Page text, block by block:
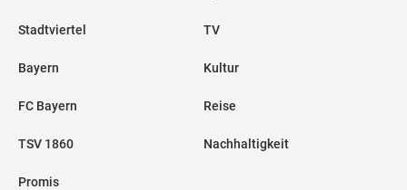
Stadtviertel
Bayern
FC Bayern
TSV 1860
Promis
TV
Kultur
Reise
Nachhaltigkeit